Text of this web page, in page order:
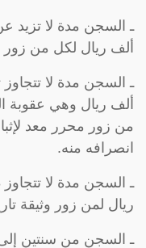
ألف ريال لكل من زور
ألف ريال وهي عقوبة
من زور محرر معد
انصرافه منه.
ريال لمن زور وثيقة
ـ السجن من سنتين